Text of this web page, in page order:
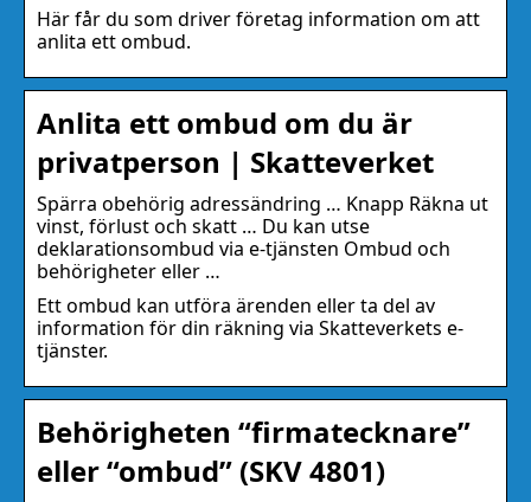
Här får du som driver företag information om att
anlita ett ombud.
Anlita ett ombud om du är
privatperson | Skatteverket
Spärra obehörig adressändring … Knapp Räkna ut
vinst, förlust och skatt … Du kan utse
deklarationsombud via e-tjänsten Ombud och
behörigheter eller …
Ett ombud kan utföra ärenden eller ta del av
information för din räkning via Skatteverkets e-
tjänster.
Behörigheten “firmatecknare”
eller “ombud” (SKV 4801)